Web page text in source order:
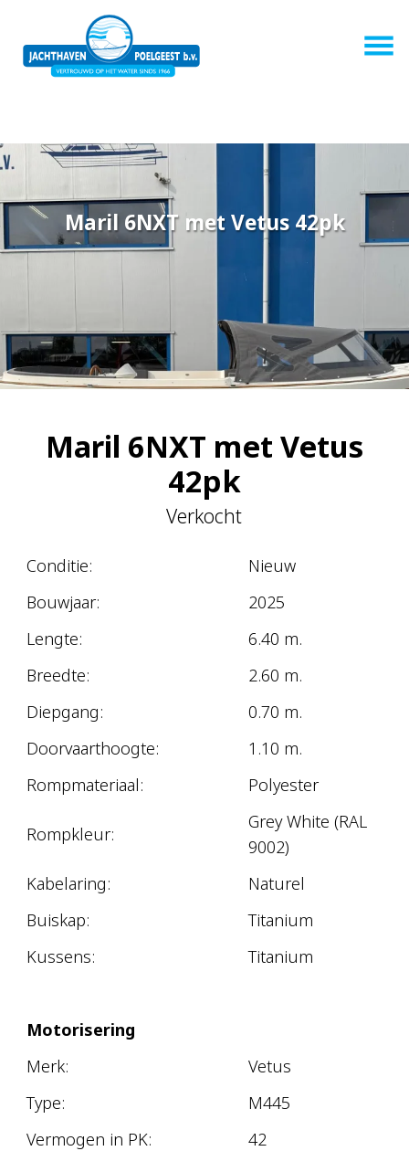
Maril 6NXT met Vetus 42pk
Maril 6NXT met Vetus
42pk
Verkocht
Conditie:
Nieuw
Bouwjaar:
2025
Lengte:
6.40 m.
Breedte:
2.60 m.
Diepgang:
0.70 m.
Doorvaarthoogte:
1.10 m.
Rompmateriaal:
Polyester
Rompkleur:
Grey White (RAL
9002)
Kabelaring:
Naturel
Buiskap:
Titanium
Kussens:
Titanium
Motorisering
Merk:
Vetus
Type:
M445
Vermogen in PK:
42